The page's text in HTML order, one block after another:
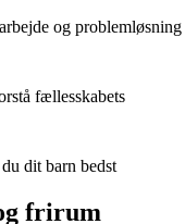
og problemløsning
fællesskabets
dit barn bedst
frirum